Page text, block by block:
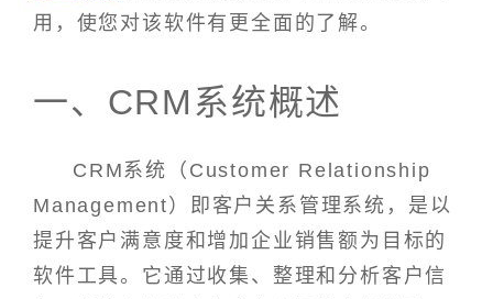
用，使您对该软件有更全面的了解。
一、CRM系统概述
CRM系统（Customer Relationship
Management）即客户关系管理系统，是以
提升客户满意度和增加企业销售额为目标的
软件工具。它通过收集、整理和分析客户信